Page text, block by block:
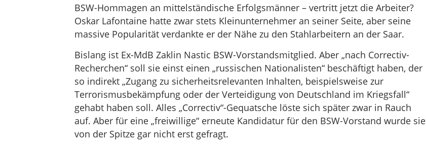
BSW-Hommagen an mittelständische Erfolgsmänner – vertritt jetzt die Arbeiter?
Oskar Lafontaine hatte zwar stets Kleinunternehmer an seiner Seite, aber seine
massive Popularität verdankte er der Nähe zu den Stahlarbeitern an der Saar.
Bislang ist Ex-MdB Zaklin Nastic BSW-Vorstandsmitglied. Aber „nach Correctiv-
Recherchen“ soll sie einst einen „russischen Nationalisten“ beschäftigt haben, der
so indirekt „Zugang zu sicherheitsrelevanten Inhalten, beispielsweise zur
Terrorismusbekämpfung oder der Verteidigung von Deutschland im Kriegsfall“
gehabt haben soll. Alles „Correctiv“-Gequatsche löste sich später zwar in Rauch
auf. Aber für eine „freiwillige“ erneute Kandidatur für den BSW-Vorstand wurde sie
von der Spitze gar nicht erst gefragt.